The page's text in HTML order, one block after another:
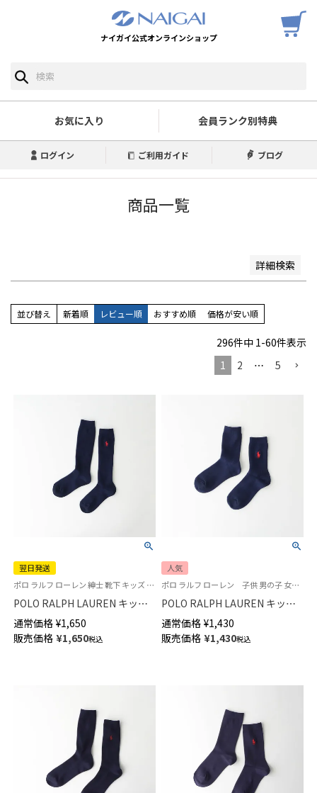
ナイガイ公式オンラインショップ
お気に入り 会員ランク別特典
ログイン ご利用ガイド ブログ
商品一覧
詳細検索
並び順
新着順
価格が高い順
優先度順
キーワードヒット順
並び替え 新着順 レビュー順 おすすめ順 価格が安い順
296件中 1-60件表示
1
2 … 5
翌日発送
ポロ ラルフ ローレン 紳士 靴下 キッズ 子供
POLO RALPH LAUREN キッズ
綿混 リブ ハイソックス ワンポ
イント刺繍 スクールソックス
【365日最短翌日発送】
通常価格 ¥1,650
販売価格 ¥1,650税込
人気
ポロ ラルフ ローレン 子供 男の子 女の子 スクールソックス
POLO RALPH LAUREN キッズ
綿混 リブ ワンポイント刺繍 ク
ルー丈 スクールソックス
04863400
通常価格 ¥1,430
販売価格 ¥1,430税込